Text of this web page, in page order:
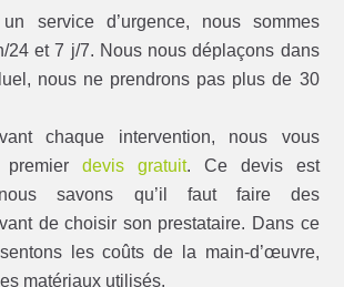
service d’urgence, nous sommes
24 et 7 j/7. Nous nous déplaçons dans
nous ne prendrons pas plus de 30
chaque intervention, nous vous
premierdevis gratuit. Ce devis est
savons qu’il faut faire des
de choisir son prestataire. Dans ce
les coûts de la main-d’œuvre,
matériaux utilisés.